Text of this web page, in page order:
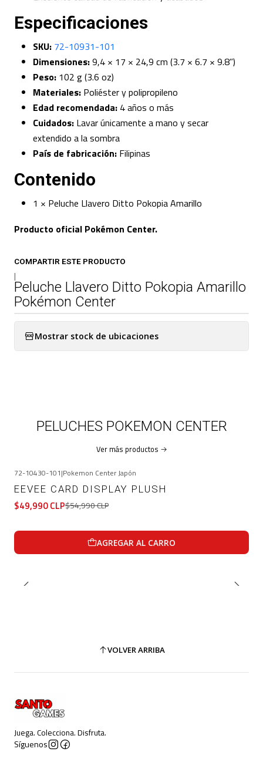
Especificaciones
SKU: 72-10931-101
Dimensiones:9,4 × 17 × 24,9 cm (3.7 × 6.7 × 9.8”)
Peso: 102 g (3.6 oz)
Materiales: Poliéster y polipropileno
Edad recomendada: 4 años o más
Cuidados: Lavar únicamente a mano y secar
extendido a la sombra
País de fabricación: Filipinas
Contenido
1 × Peluche Llavero Ditto Pokopia Amarillo
Producto oficial Pokémon Center.
COMPARTIR ESTE PRODUCTO
|
Peluche Llavero Ditto Pokopia Amarillo
Pokémon Center
Mostrar stock de ubicaciones
PELUCHES POKEMON CENTER
Ver más productos
72-10430-101|Pokemon Center Japón
EEVEE CARD DISPLAY PLUSH
$49,990 CLP$54,990 CLP
AGREGAR AL CARRO
VOLVER ARRIBA
Juega. Colecciona. Disfruta.
Síguenos